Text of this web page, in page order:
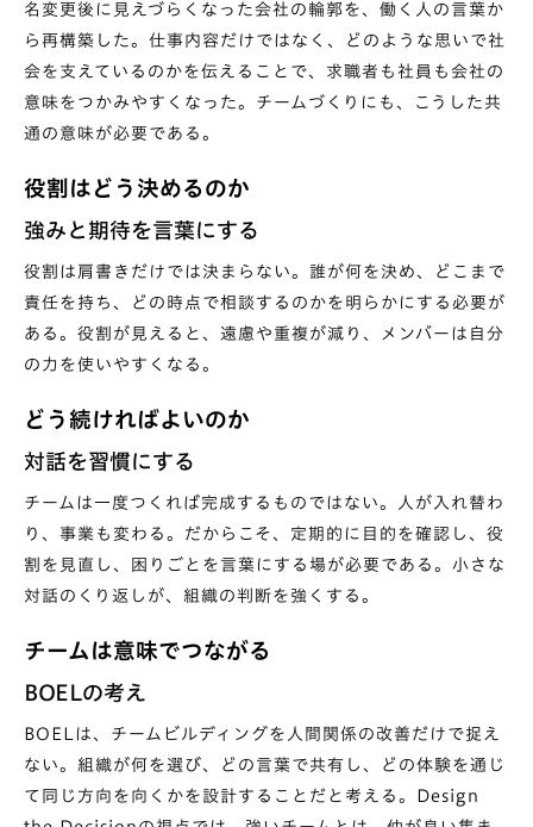
名変更後に見えづらくなった会社の輪郭を、働く人の言葉か
ら再構築した。仕事内容だけではなく、どのような思いで社
会を支えているのかを伝えることで、求職者も社員も会社の
意味をつかみやすくなった。チームづくりにも、こうした共
通の意味が必要である。
役割はどう決めるのか
強みと期待を言葉にする
役割は肩書きだけでは決まらない。誰が何を決め、どこまで
責任を持ち、どの時点で相談するのかを明らかにする必要が
ある。役割が見えると、遠慮や重複が減り、メンバーは自分
の力を使いやすくなる。
どう続ければよいのか
対話を習慣にする
チームは一度つくれば完成するものではない。人が入れ替わ
り、事業も変わる。だからこそ、定期的に目的を確認し、役
割を見直し、困りごとを言葉にする場が必要である。小さな
対話のくり返しが、組織の判断を強くする。
チームは意味でつながる
BOELの考え
BOELは、チームビルディングを人間関係の改善だけで捉え
ない。組織が何を選び、どの言葉で共有し、どの体験を通じ
て同じ方向を向くかを設計することだと考える。Design